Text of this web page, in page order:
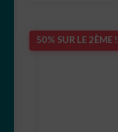
50% SUR LE 2ÈME